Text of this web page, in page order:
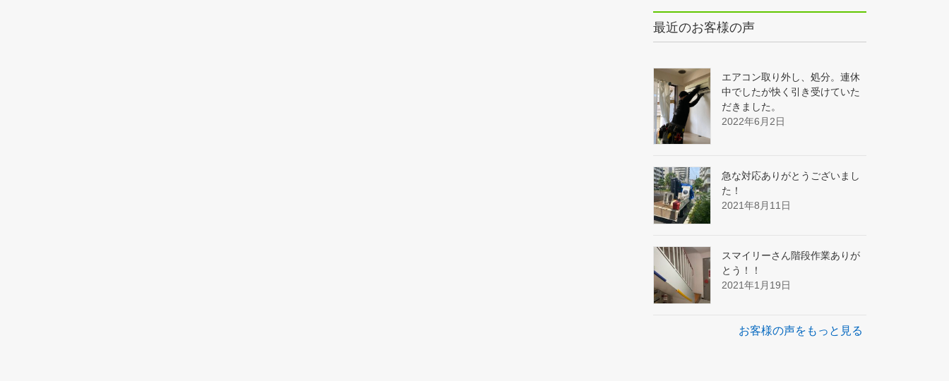
最近のお客様の声
エアコン取り外し、処分。連休
中でしたが快く引き受けていた
だきました。
2022年6月2日
急な対応ありがとうございまし
た！
2021年8月11日
スマイリーさん階段作業ありが
とう！！
2021年1月19日
お客様の声をもっと見る